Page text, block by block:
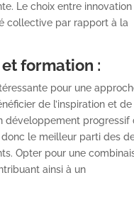
Le choix entre innovation
collective par rapport à la
formation :
pour une
de l’inspiration et de
développement progressif
le meilleur parti des
Opter pour une
ainsi à un